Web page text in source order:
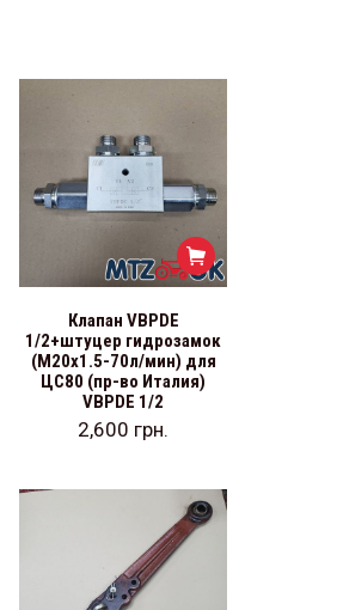
Клапан VBPDE
1/2+штуцер гидрозамок
(М20х1.5-70л/мин) для
ЦС80 (пр-во Италия)
VBPDE 1/2
2,600 грн.